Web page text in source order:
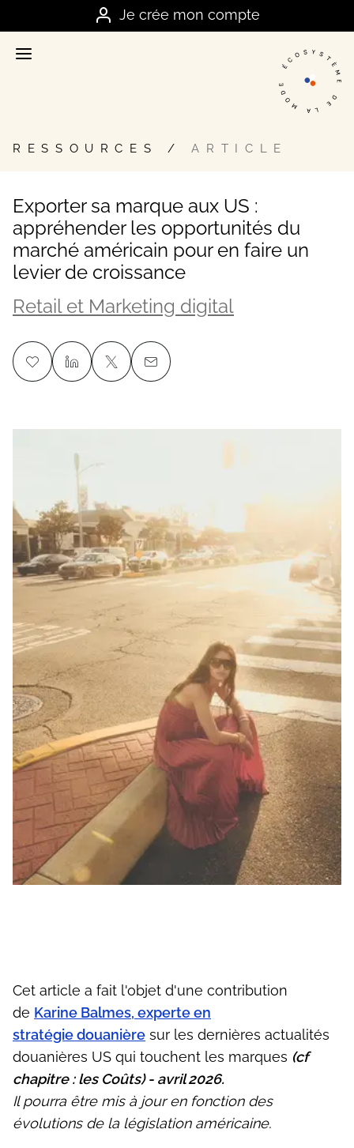
Je crée mon compte
Je me connecte
Accueil
La plateforme stratégique des marques
Ressources
Offres
Les bons plans et actualités du secteur
FAQ
Vos questions
RESSOURCES ARTICLE
Exporter sa marque aux US :
appréhender les opportunités du
marché américain pour en faire un
levier de croissance
Retail et Marketing digital
Cet article a fait l'objet d'une contribution
de Karine Balmes, experte en
stratégie douanière sur les dernières actualités
douanières US qui touchent les marques (cf
chapitre : les Coûts) - avril 2026.
Il pourra être mis à jour en fonction des
évolutions de la législation américaine.